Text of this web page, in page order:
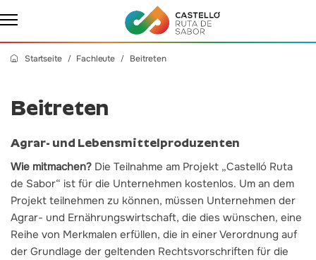
Startseite Fachleute Beitreten
Beitreten
Agrar- und Lebensmittelproduzenten
Wie mitmachen? Die Teilnahme am Projekt „Castelló Ruta
de Sabor“ ist für die Unternehmen kostenlos. Um an dem
Projekt teilnehmen zu können, müssen Unternehmen der
Agrar- und Ernährungswirtschaft, die dies wünschen, eine
Reihe von Merkmalen erfüllen, die in einer Verordnung auf
der Grundlage der geltenden Rechtsvorschriften für die